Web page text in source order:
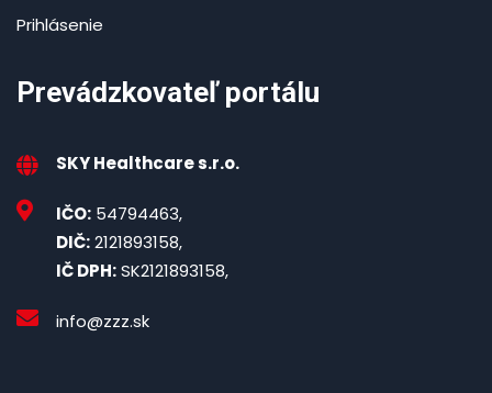
Prihlásenie
Prevádzkovateľ portálu
SKY Healthcare s.r.o.
IČO: 54794463,
DIČ:2121893158,
IČ DPH:SK2121893158,
info@zzz.sk